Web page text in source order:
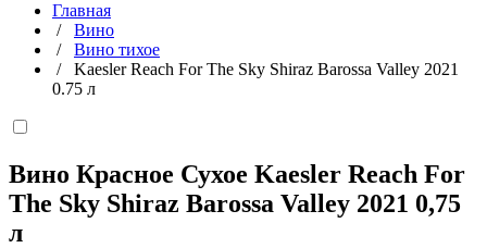
Главная
/ Вино
/ Вино тихое
/ Kaesler Reach For The Sky Shiraz Barossa Valley 2021
0.75 л
Вино Красное Сухое Kaesler Reach For
The Sky Shiraz Barossa Valley 2021 0,75
л